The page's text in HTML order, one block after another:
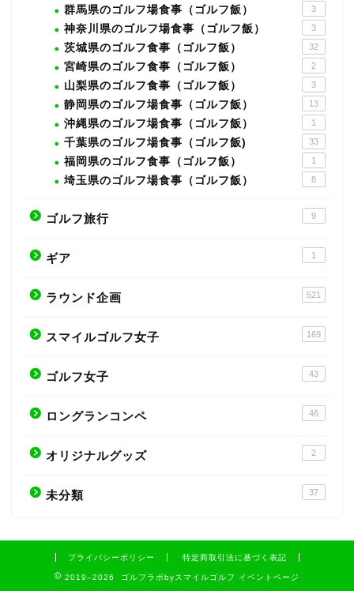
群馬県のゴルフ場食事（ゴルフ飯） 3
神奈川県のゴルフ場食事（ゴルフ飯） 3
茨城県のゴルフ食事（ゴルフ飯） 32
宮崎県のゴルフ食事（ゴルフ飯） 2
山梨県のゴルフ食事（ゴルフ飯） 3
静岡県のゴルフ場食事（ゴルフ飯） 13
沖縄県のゴルフ場食事（ゴルフ飯） 1
千葉県のゴルフ場食事（ゴルフ飯) 33
福岡県のゴルフ食事（ゴルフ飯） 1
埼玉県のゴルフ場食事（ゴルフ飯） 8
ゴルフ旅行 9
ギア 1
ラウンド企画 521
スマイルゴルフ女子 169
ゴルフ女子 43
ロングランコンペ 46
オリジナルグッズ 2
未分類 37
プライバシーポリシー 特定商取引法に基づく表記
2019–2026 ゴルフラボbyスマイルゴルフ イベントページ